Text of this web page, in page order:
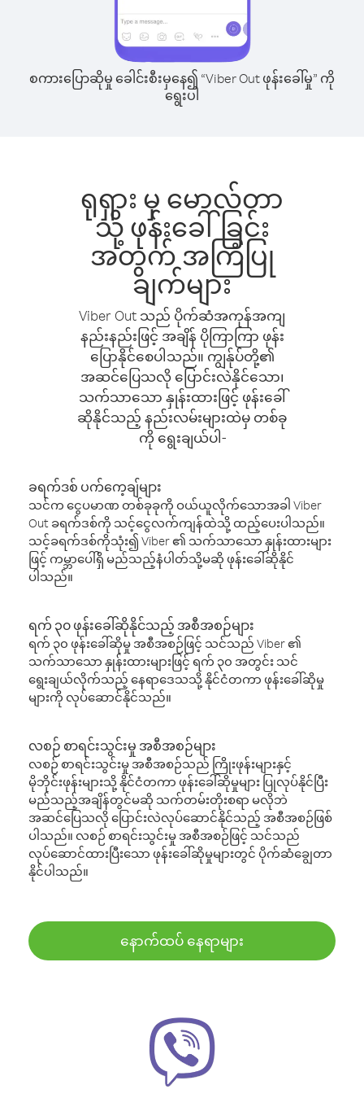
စကားပြောဆိုမှု ခေါင်းစီးမှနေ၍ “Viber Out ဖုန်းခေါ်မှု” ကို
ရွေးပါ
ရုရှား မှ မောလ်တာ
သို့ ဖုန်းခေါ်ခြင်း
အတွက် အကြံပြု
ချက်များ
Viber Out သည် ပိုက်ဆံအကုန်အကျ
နည်းနည်းဖြင့် အချိန် ပိုကြာကြာ ဖုန်း
ပြောနိုင်စေပါသည်။ ကျွန်ုပ်တို့၏
အဆင်ပြေသလို ပြောင်းလဲနိုင်သော၊
သက်သာသော နှုန်းထားဖြင့် ဖုန်းခေါ်
ဆိုနိုင်သည့် နည်းလမ်းများထဲမှ တစ်ခု
ကို ရွေးချယ်ပါ-
ခရက်ဒစ် ပက်ကေ့ချ်များ
သင်က ငွေပမာဏ တစ်ခုခုကို ဝယ်ယူလိုက်သောအခါ Viber
Out ခရက်ဒစ်ကို သင့်ငွေလက်ကျန်ထဲသို့ ထည့်ပေးပါသည်။
သင့်ခရက်ဒစ်ကိုသုံး၍ Viber ၏ သက်သာသော နှုန်းထားများ
ဖြင့် ကမ္ဘာပေါ်ရှိ မည်သည့်နံပါတ်သို့မဆို ဖုန်းခေါ်ဆိုနိုင်
ပါသည်။
ရက် ၃၀ ဖုန်းခေါ်ဆိုနိုင်သည့် အစီအစဉ်များ
ရက် ၃၀ ဖုန်းခေါ်ဆိုမှု အစီအစဉ်ဖြင့် သင်သည် Viber ၏
သက်သာသော နှုန်းထားများဖြင့် ရက် ၃၀ အတွင်း သင်
ရွေးချယ်လိုက်သည့် နေရာဒေသသို့ နိုင်ငံတကာ ဖုန်းခေါ်ဆိုမှု
များကို လုပ်ဆောင်နိုင်သည်။
လစဉ် စာရင်းသွင်းမှု အစီအစဉ်များ
လစဉ် စာရင်းသွင်းမှု အစီအစဉ်သည် ကြိုးဖုန်းများနှင့်
မိုဘိုင်းဖုန်းများသို့ နိုင်ငံတကာ ဖုန်းခေါ်ဆိုမှုများ ပြုလုပ်နိုင်ပြီး
မည်သည့်အချိန်တွင်မဆို သက်တမ်းတိုးစရာ မလိုဘဲ
အဆင်ပြေသလို ပြောင်းလဲလုပ်ဆောင်နိုင်သည့် အစီအစဉ်ဖြစ်
ပါသည်။ လစဉ် စာရင်းသွင်းမှု အစီအစဉ်ဖြင့် သင်သည်
လုပ်ဆောင်ထားပြီးသော ဖုန်းခေါ်ဆိုမှုများတွင် ပိုက်ဆံချွေတာ
နိုင်ပါသည်။
နောက်ထပ် နေရာများ